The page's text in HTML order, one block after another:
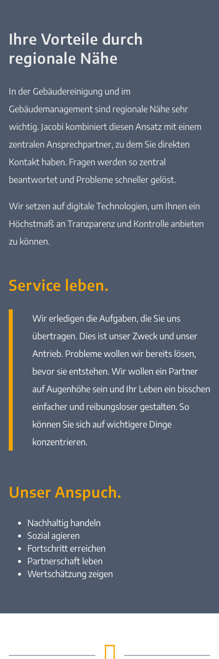
Ihre Vorteile durch
regionale Nähe
In der Gebäudereinigung und im
Gebäudemanagement sind regionale Nähe sehr
wichtig. Jacobi kombiniert diesen Ansatz mit einem
zentralen Ansprechpartner, zu dem Sie direkten
Kontakt haben. Fragen werden so zentral
beantwortet und Probleme schneller gelöst.
Wir setzen auf digitale Technologien, um Ihnen ein
Höchstmaß an Tranzparenz und Kontrolle anbieten
zu können.
Service leben.
Wir erledigen die Aufgaben, die Sie uns
übertragen. Dies ist unser Zweck und unser
Antrieb. Probleme wollen wir bereits lösen,
bevor sie entstehen. Wir wollen ein Partner
auf Augenhöhe sein und Ihr Leben ein bisschen
einfacher und reibungsloser gestalten. So
können Sie sich auf wichtigere Dinge
konzentrieren.
Unser Anspuch.
Nachhaltig handeln
Sozial agieren
Fortschritt erreichen
Partnerschaft leben
Wertschätzung zeigen